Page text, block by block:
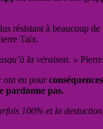
résistant à beaucoup
Taïx.
la véraison. »
ont eu pour
pardonne pas.
100% et la